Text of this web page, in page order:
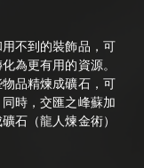
不到的裝飾品，可
為更有用的資源。
品精煉成礦石，可
時，交匯之峰蘇加
石（龍人煉金術）